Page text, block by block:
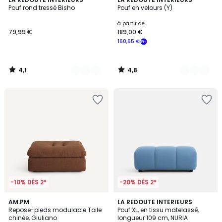
Pouf rond tressé Bisho
79,99 €
/ 5
Couleurs
4,1
/
Pouf en velours (Y)
à partir de
160,65 €
189,00 €
/ 5
Couleurs
4,8
/
-10% DÈS 2*
AM.PM
Repose-pieds modulable Toile
chinée, Giuliano
7
Couleurs
-20% DÈS 2*
LA REDOUTE INTERIEURS
Pouf XL, en tissu matelassé,
longueur 109 cm, NURIA
3
Couleurs